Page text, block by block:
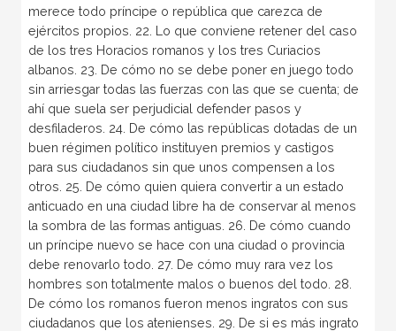
merece todo príncipe o república que carezca de
ejércitos propios. 22. Lo que conviene retener del caso
de los tres Horacios romanos y los tres Curiacios
albanos. 23. De cómo no se debe poner en juego todo
sin arriesgar todas las fuerzas con las que se cuenta; de
ahí que suela ser perjudicial defender pasos y
desfiladeros. 24. De cómo las repúblicas dotadas de un
buen régimen político instituyen premios y castigos
para sus ciudadanos sin que unos compensen a los
otros. 25. De cómo quien quiera convertir a un estado
anticuado en una ciudad libre ha de conservar al menos
la sombra de las formas antiguas. 26. De cómo cuando
un príncipe nuevo se hace con una ciudad o provincia
debe renovarlo todo. 27. De cómo muy rara vez los
hombres son totalmente malos o buenos del todo. 28.
De cómo los romanos fueron menos ingratos con sus
ciudadanos que los atenienses. 29. De si es más ingrato